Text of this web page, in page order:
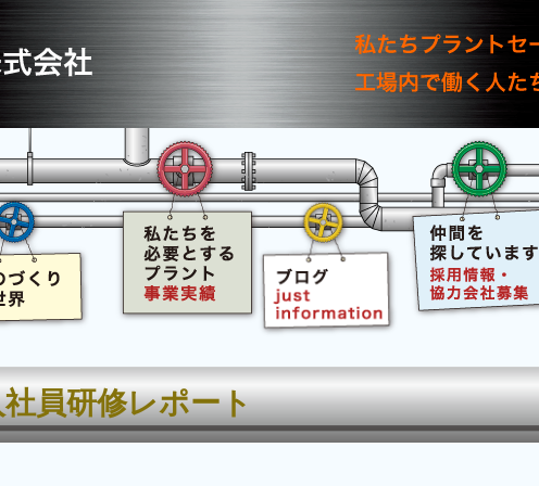
員研修レポート